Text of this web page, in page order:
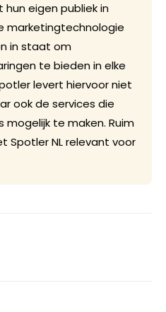
hun eigen publiek in
marketingtechnologie
in staat om
te bieden in elke
levert hiervoor niet
ook de services die
mogelijk te maken. Ruim
Spotler NL relevant voor